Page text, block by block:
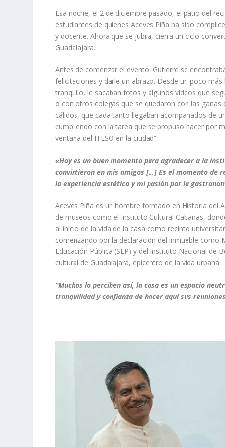
Esa noche, el 2 de diciembre pasado, el patio del
estudiantes de quienes Aceves Piña ha sido
y docente. Ahora que se jubila, cierra un ciclo
Guadalajara.
Antes de comenzar el evento, Gutierre se
felicitaciones y darle un abrazo. Desde un poco
tranquilo, le sacaban fotos y algunos videos que
o con otros colegas que se quedaron con las
cálidos, que cada tanto llegaban acompañados de
cumpliendo con la tarea que se propuso hacer por
ventana del ITESO en la ciudad”.
«Hoy es un buen momento para agradecer a la
convirtieron en mis amigos […] Es el momento de
la experiencia estética y mi pasión por la
Aceves Piña es un hombre formado en Historia del
de museos como el Instituto Cultural Cabañas,
al inicio de la vida de la casa como recinto
comenzando por la declaración del inmueble como
Educación Pública (SEP) y del Instituto Nacional de
cultural de Guadalajara, epicentro de la vida urbana.
“Muchos lo perciben así, la casa es un espacio
tranquilidad y confianza de hacer aquí sus